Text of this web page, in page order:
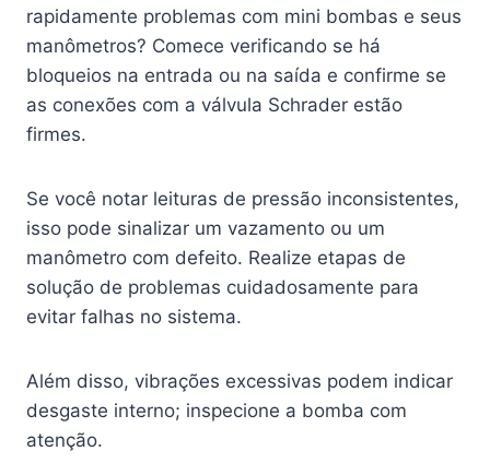
rapidamente problemas com mini bombas e seus
manômetros? Comece verificando se há
bloqueios na entrada ou na saída e confirme se
as conexões com a válvula Schrader estão
firmes.
Se você notar leituras de pressão inconsistentes,
isso pode sinalizar um vazamento ou um
manômetro com defeito. Realize etapas de
solução de problemas cuidadosamente para
evitar falhas no sistema.
Além disso, vibrações excessivas podem indicar
desgaste interno; inspecione a bomba com
atenção.